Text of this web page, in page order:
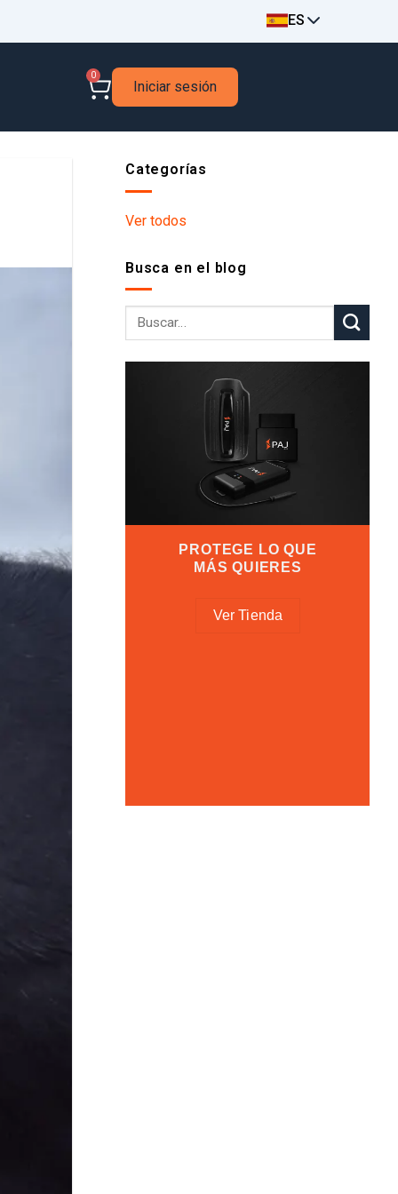
ES
0
Iniciar sesión
Categorías
Ver todos
Busca en el blog
PROTEGE LO QUE
MÁS QUIERES
Ver Tienda